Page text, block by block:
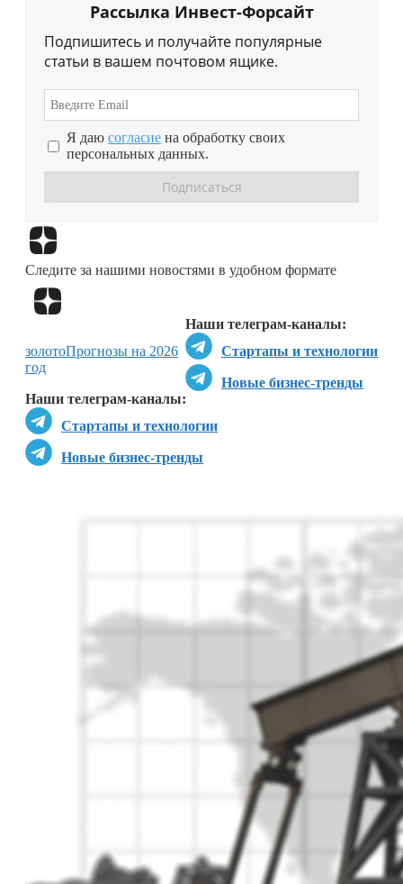
Рассылка Инвест-Форсайт
Подпишитесь и получайте популярные
статьи в вашем почтовом ящике.
Я даю согласие на обработку своих
персональных данных.
Следите за нашими новостями в удобном формате
Наши телеграм-каналы:
Стартапы и технологии
Новые бизнес-тренды
Наши телеграм-каналы:
Стартапы и технологии
Новые бизнес-тренды
золотоПрогнозы на 2026
год